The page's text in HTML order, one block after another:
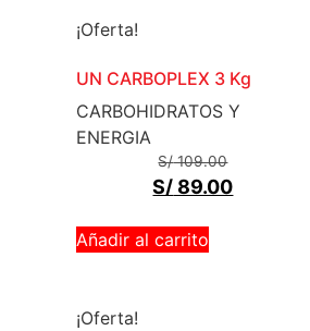
¡Oferta!
UN CARBOPLEX 3 Kg
CARBOHIDRATOS Y
ENERGIA
S/109.00
S/ 89.00
Añadir al carrito
¡Oferta!